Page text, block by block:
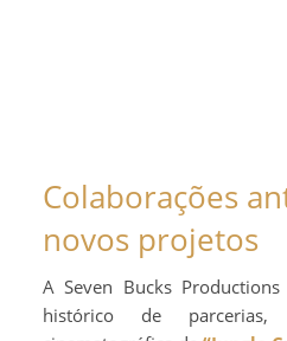
Colaborações
novos projetos
A Seven Bucks
histórico de